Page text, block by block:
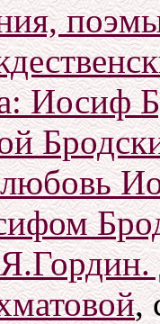
Иосиф
Я.Гордин.
,